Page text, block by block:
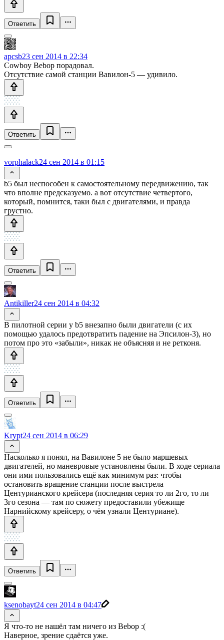
Ответить
apcsb23 сен 2014 в 22:34
Cowboy Bebop порадовал.
Отсутствие самой станции Вавилон-5 — удивило.
Ответить
vorphalack24 сен 2014 в 01:15
b5 был неспособен к самостоятельному передвижению, так
что вполне предсказуемо. а вот отсутствие четвертого,
который, помнится, таки был с двигателями, и правда
грустно.
Ответить
Antikiller24 сен 2014 в 04:32
В пилотной серии у b5 внезапно были двигатели (с их
помощью удалось предотвратить падение на Эпсилон-3), но
потом про это «забыли», никак не объясняя и не ретконя.
Ответить
Krypt24 сен 2014 в 06:29
Насколько я понял, на Вавилоне 5 не было маршевых
двигателей, но маневровые установлены были. В ходе сериала
они ими пользовались ещё как минимум раз: чтобы
остановить вращение станции после выстрела
Центурианского крейсера (последняя серия то ли 2го, то ли
3го сезона — там по сюжету предоставили убежище
Нарнийскому крейсеру, о чём узнали Центуриане).
Ответить
ksenobayt24 сен 2014 в 04:47
Я что-то не нашёл там ничего из Bebop :(
Наверное, зрение сдаётся уже.